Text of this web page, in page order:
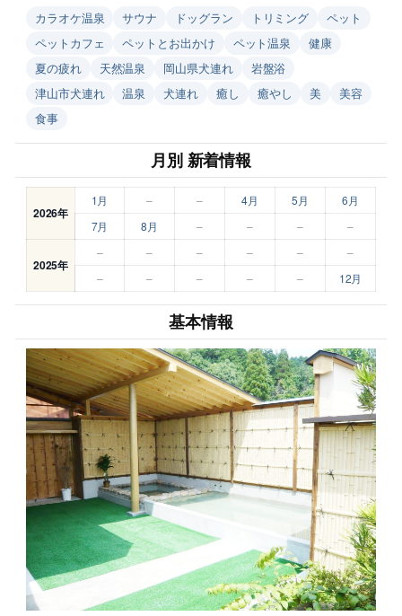
カラオケ温泉 サウナ ドッグラン トリミング
ペット
ペットカフェ
ペットとお出かけ ペット温泉
健康
夏の疲れ
天然温泉 岡山県犬連れ
岩盤浴
津山市犬連れ
温泉 犬連れ 癒し 癒やし 美
美容
食事
月別 新着情報
2026年
1月 – – 4月 5月
6月
7月
8月 – – – –
2025年
– – – – –
–
–
– – – – 12月
基本情報